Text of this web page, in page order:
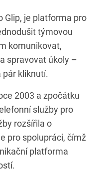
Glip, je platforma pro
týmovou
komunikovat,
spravovat úkoly –
pár kliknutí.
2003 a zpočátku
služby pro
rozšířila o
pro spolupráci, čímž
platforma